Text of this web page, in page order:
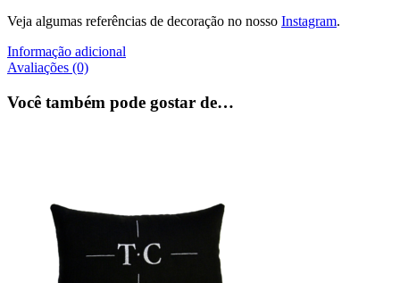
Veja algumas referências de decoração no nosso Instagram.
Informação adicional
Avaliações (0)
Você também pode gostar de…